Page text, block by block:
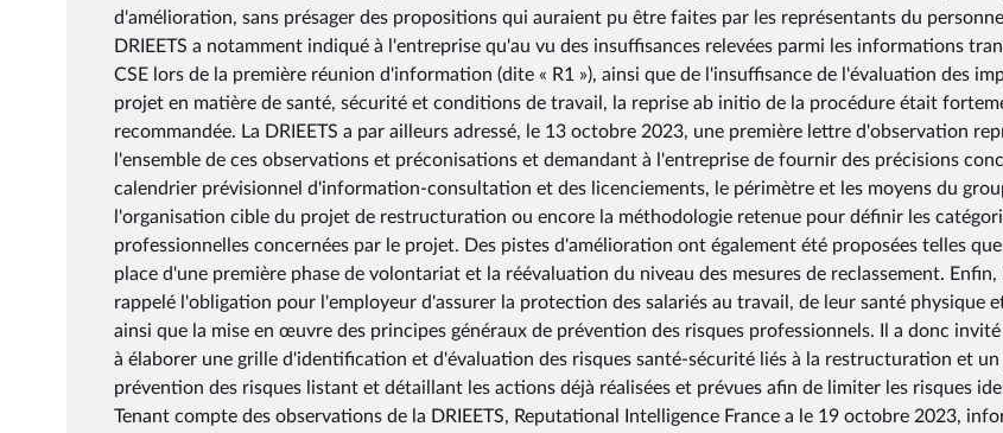
d'amélioration, sans présager des propositions qui auraient pu être faites par les représentants du
DRIEETS a notamment indiqué à l'entreprise qu'au vu des insuffisances relevées parmi les informations
CSE lors de la première réunion d'information (dite « R1 »), ainsi que de l'insuffisance de l'évaluation des
projet en matière de santé, sécurité et conditions de travail, la reprise ab initio de la procédure était
recommandée. La DRIEETS a par ailleurs adressé, le 13 octobre 2023, une première lettre d'observation
l'ensemble de ces observations et préconisations et demandant à l'entreprise de fournir des précisions
calendrier prévisionnel d'information-consultation et des licenciements, le périmètre et les moyens du
l'organisation cible du projet de restructuration ou encore la méthodologie retenue pour définir les
professionnelles concernées par le projet. Des pistes d'amélioration ont également été proposées telles que
place d'une première phase de volontariat et la réévaluation du niveau des mesures de reclassement. Enfin,
rappelé l'obligation pour l'employeur d'assurer la protection des salariés au travail, de leur santé physique
ainsi que la mise en œuvre des principes généraux de prévention des risques professionnels. Il a donc
à élaborer une grille d'identification et d'évaluation des risques santé-sécurité liés à la restructuration et un
prévention des risques listant et détaillant les actions déjà réalisées et prévues afin de limiter les risques
Tenant compte des observations de la DRIEETS, Reputational Intelligence France a le 19 octobre 2023,